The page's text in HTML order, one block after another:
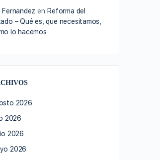
Fernandez en Reforma del
– Qué es, que necesitamos,
lo hacemos
2026
2026
2026
2026